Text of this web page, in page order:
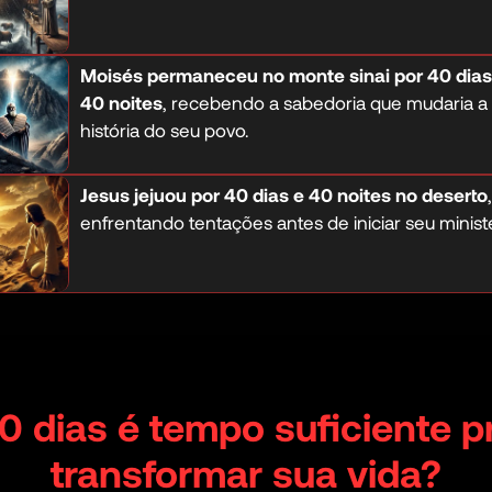
Moisés permaneceu no monte sinai por 40
40 noites, recebendo a sabedoria que mudaria a
história do seu povo.
Jesus jejuou por 40 dias e 40 noites no deserto,
enfrentando tentações antes de iniciar seu
dias é tempo suficiente
transformar sua vida?